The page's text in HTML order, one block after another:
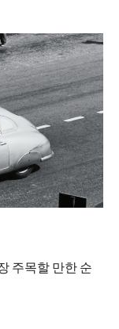
주목할 만한 순